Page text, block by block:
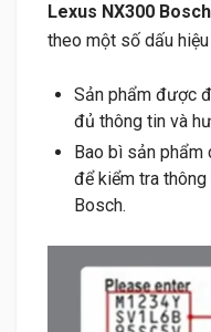
Lexus NX300
theo một số dấu
Sản phẩm được
đủ thông tin và
Bao bì sản phẩm
để kiểm tra
Bosch.